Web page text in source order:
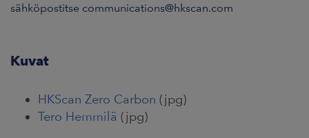
sähköpostitse communications@hkscan.com
Kuvat
HKScan Zero Carbon (jpg)
Tero Hemmilä (jpg)